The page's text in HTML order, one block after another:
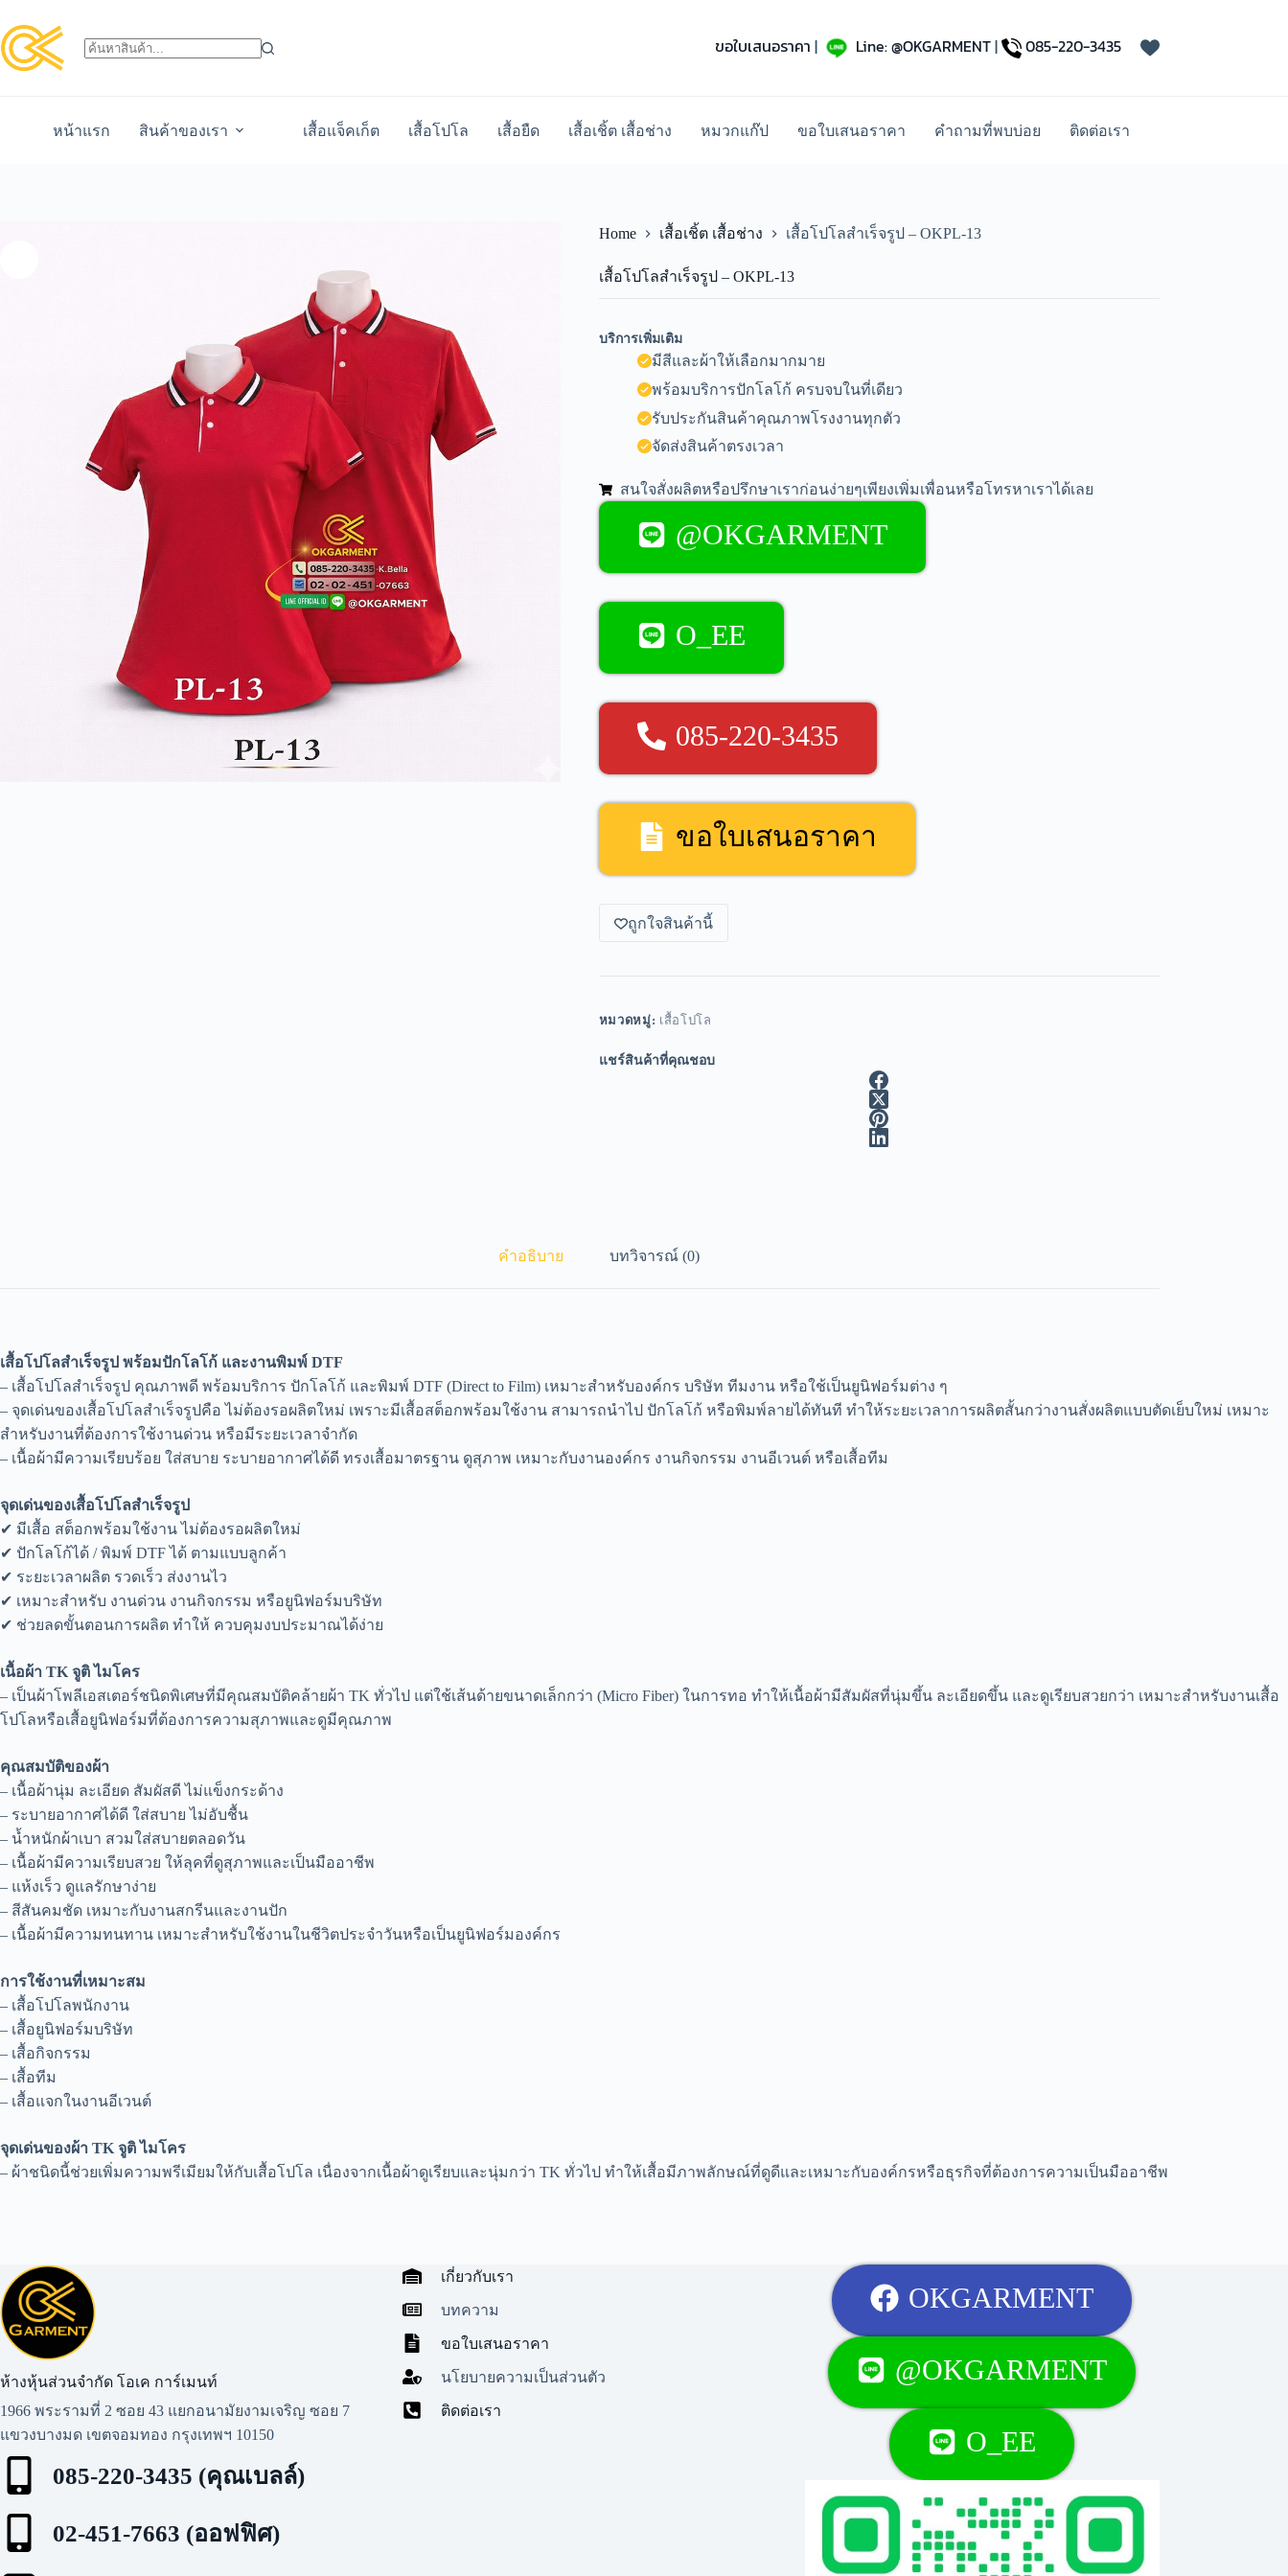
ขอใบเสนอราคา | Line: @OKGARMENT| 085-220-3435
หน้าแรก สินค้าของเรา เสื้อแจ็คเก็ต เสื้อโปโล เสื้อยืด เสื้อเชิ้ต เสื้อช่าง หมวกแก๊ป ขอใบเสนอราคา คำถามที่พบบ่อย ติดต่อเรา
Home เสื้อเชิ้ต เสื้อช่าง เสื้อโปโลสำเร็จรูป – OKPL-13
เสื้อโปโลสำเร็จรูป – OKPL-13
บริการเพิ่มเติม
มีสีและผ้าให้เลือกมากมาย
พร้อมบริการปักโลโก้ ครบจบในที่เดียว
รับประกันสินค้าคุณภาพโรงงานทุกตัว
จัดส่งสินค้าตรงเวลา
สนใจสั่งผลิตหรือปรึกษาเราก่อนง่ายๆเพียงเพิ่มเพื่อนหรือโทรหาเราได้เลย
@OKGARMENT
O_EE
085-220-3435
ขอใบเสนอราคา
ถูกใจสินค้านี้
หมวดหมู่: เสื้อโปโล
แชร์สินค้าที่คุณชอบ
คำอธิบาย บทวิจารณ์ (0)
เสื้อโปโลสำเร็จรูป พร้อมปักโลโก้ และงานพิมพ์ DTF
– เสื้อโปโลสำเร็จรูป คุณภาพดี พร้อมบริการ ปักโลโก้ และพิมพ์ DTF (Direct to Film) เหมาะสำหรับองค์กร บริษัท ทีมงาน หรือใช้เป็นยูนิฟอร์มต่าง ๆ
– จุดเด่นของเสื้อโปโลสำเร็จรูปคือ ไม่ต้องรอผลิตใหม่ เพราะมีเสื้อสต็อกพร้อมใช้งาน สามารถนำไป ปักโลโก้ หรือพิมพ์ลายได้ทันที ทำให้ระยะเวลาการผลิตสั้นกว่างานสั่งผลิตแบบตัดเย็บใหม่ เหมาะ
สำหรับงานที่ต้องการใช้งานด่วน หรือมีระยะเวลาจำกัด
– เนื้อผ้ามีความเรียบร้อย ใส่สบาย ระบายอากาศได้ดี ทรงเสื้อมาตรฐาน ดูสุภาพ เหมาะกับงานองค์กร งานกิจกรรม งานอีเวนต์ หรือเสื้อทีม
จุดเด่นของเสื้อโปโลสำเร็จรูป
✔ มีเสื้อ สต็อกพร้อมใช้งาน ไม่ต้องรอผลิตใหม่
✔ ปักโลโก้ได้ / พิมพ์ DTF ได้ ตามแบบลูกค้า
✔ ระยะเวลาผลิต รวดเร็ว ส่งงานไว
✔ เหมาะสำหรับ งานด่วน งานกิจกรรม หรือยูนิฟอร์มบริษัท
✔ ช่วยลดขั้นตอนการผลิต ทำให้ ควบคุมงบประมาณได้ง่าย
เนื้อผ้า TK จูติ ไมโคร
– เป็นผ้าโพลีเอสเตอร์ชนิดพิเศษที่มีคุณสมบัติคล้ายผ้า TK ทั่วไป แต่ใช้เส้นด้ายขนาดเล็กกว่า (Micro Fiber) ในการทอ ทำให้เนื้อผ้ามีสัมผัสที่นุ่มขึ้น ละเอียดขึ้น และดูเรียบสวยกว่า เหมาะสำหรับงานเสื้อ
โปโลหรือเสื้อยูนิฟอร์มที่ต้องการความสุภาพและดูมีคุณภาพ
คุณสมบัติของผ้า
– เนื้อผ้านุ่ม ละเอียด สัมผัสดี ไม่แข็งกระด้าง
– ระบายอากาศได้ดี ใส่สบาย ไม่อับชื้น
– น้ำหนักผ้าเบา สวมใส่สบายตลอดวัน
– เนื้อผ้ามีความเรียบสวย ให้ลุคที่ดูสุภาพและเป็นมืออาชีพ
– แห้งเร็ว ดูแลรักษาง่าย
– สีสันคมชัด เหมาะกับงานสกรีนและงานปัก
– เนื้อผ้ามีความทนทาน เหมาะสำหรับใช้งานในชีวิตประจำวันหรือเป็นยูนิฟอร์มองค์กร
การใช้งานที่เหมาะสม
– เสื้อโปโลพนักงาน
– เสื้อยูนิฟอร์มบริษัท
– เสื้อกิจกรรม
– เสื้อทีม
– เสื้อแจกในงานอีเวนต์
จุดเด่นของผ้า TK จูติ ไมโคร
– ผ้าชนิดนี้ช่วยเพิ่มความพรีเมียมให้กับเสื้อโปโล เนื่องจากเนื้อผ้าดูเรียบและนุ่มกว่า TK ทั่วไป ทำให้เสื้อมีภาพลักษณ์ที่ดูดีและเหมาะกับองค์กรหรือธุรกิจที่ต้องการความเป็นมืออาชีพ
ห้างหุ้นส่วนจำกัด โอเค การ์เมนท์​
1966 พระรามที่ 2 ซอย 43 แยกอนามัยงามเจริญ ซอย 7
แขวงบางมด เขตจอมทอง กรุงเทพฯ 10150
085-220-3435 (คุณเบลล์)
02-451-7663 (ออฟฟิศ)
เกี่ยวกับเรา
บทความ
ขอใบเสนอราคา
นโยบายความเป็นส่วนตัว
ติดต่อเรา
OKGARMENT
@OKGARMENT
O_EE